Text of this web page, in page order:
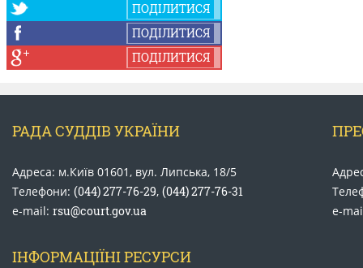
ПОДІЛИТИСЯ
ПОДІЛИТИСЯ
ПОДІЛИТИСЯ
РАДА СУДДІВ УКРАЇНИ
Адреса: м.Київ 01601, вул. Липська, 18/5
Телефони: (044) 277-76-29, (044) 277-76-31
e-mail: rsu@court.gov.ua
e-
ІНФОРМАЦІЇНІ РЕСУРСИ